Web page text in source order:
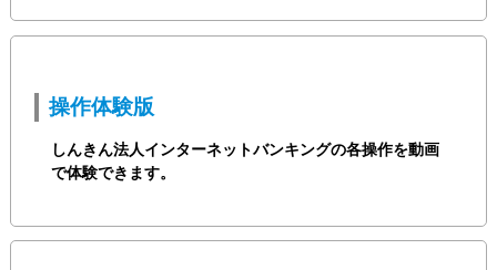
操作体験版
しんきん法人インターネットバンキングの各操作を動画
で体験できます。